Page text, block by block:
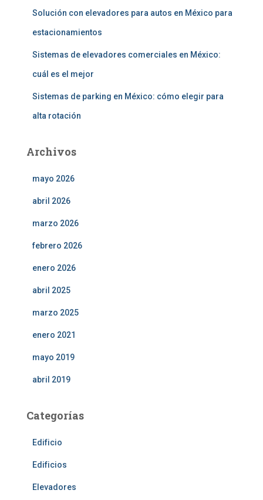
Solución con elevadores para autos en México para
estacionamientos
Sistemas de elevadores comerciales en México:
cuál es el mejor
Sistemas de parking en México: cómo elegir para
alta rotación
Archivos
mayo 2026
abril 2026
marzo 2026
febrero 2026
enero 2026
abril 2025
marzo 2025
enero 2021
mayo 2019
abril 2019
Categorías
Edificio
Edificios
Elevadores